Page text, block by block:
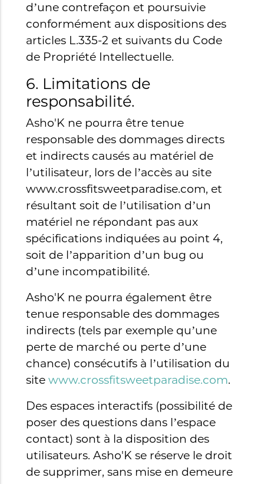
d’une contrefaçon et poursuivie
conformément aux dispositions des
articles L.335-2 et suivants du Code
de Propriété Intellectuelle.
6. Limitations de
responsabilité.
Asho'K ne pourra être tenue
responsable des dommages directs
et indirects causés au matériel de
l’utilisateur, lors de l’accès au site
www.crossfitsweetparadise.com, et
résultant soit de l’utilisation d’un
matériel ne répondant pas aux
spécifications indiquées au point 4,
soit de l’apparition d’un bug ou
d’une incompatibilité.
Asho'K ne pourra également être
tenue responsable des dommages
indirects (tels par exemple qu’une
perte de marché ou perte d’une
chance) consécutifs à l’utilisation du
site www.crossfitsweetparadise.com.
Des espaces interactifs (possibilité de
poser des questions dans l’espace
contact) sont à la disposition des
utilisateurs. Asho'K se réserve le droit
de supprimer, sans mise en demeure